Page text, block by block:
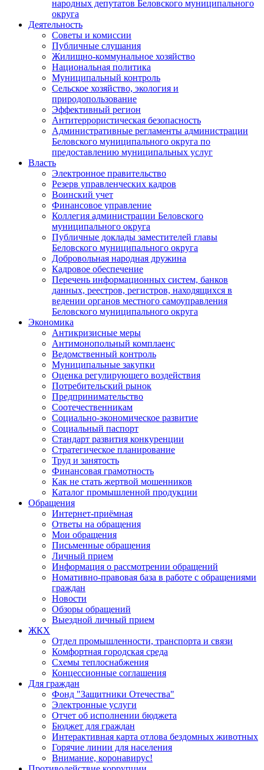
народных депутатов Беловского муниципального
округа
Деятельность
Советы и комиссии
Публичные слушания
Жилищно-коммунальное хозяйство
Национальная политика
Муниципальный контроль
Сельское хозяйство, экология и
природопользование
Эффективный регион
Антитеррористическая безопасность
Административные регламенты администрации
Беловского муниципального округа по
предоставлению муниципальных услуг
Власть
Электронное правительство
Резерв управленческих кадров
Воинский учет
Финансовое управление
Коллегия администрации Беловского
муниципального округа
Публичные доклады заместителей главы
Беловского муниципального округа
Добровольная народная дружина
Кадровое обеспечение
Перечень информационных систем, банков
данных, реестров, регистров, находящихся в
ведении органов местного самоуправления
Беловского муниципального округа
Экономика
Антикризисные меры
Антимонопольный комплаенс
Ведомственный контроль
Муниципальные закупки
Оценка регулирующего воздействия
Потребительский рынок
Предпринимательство
Соотечественникам
Социально-экономическое развитие
Социальный паспорт
Стандарт развития конкуренции
Стратегическое планирование
Труд и занятость
Финансовая грамотность
Как не стать жертвой мошенников
Каталог промышленной продукции
Обращения
Интернет-приёмная
Ответы на обращения
Мои обращения
Письменные обращения
Личный прием
Информация о рассмотрении обращений
Номативно-правовая база в работе с обращениями
граждан
Новости
Обзоры обращений
Выездной личный прием
ЖКХ
Отдел промышленности, транспорта и связи
Комфортная городская среда
Схемы теплоснабжения
Концессионные соглашения
Для граждан
Фонд "Защитники Отечества"
Электронные услуги
Отчет об исполнении бюджета
Бюджет для граждан
Интерактивная карта отлова бездомных животных
Горячие линии для населения
Внимание, коронавирус!